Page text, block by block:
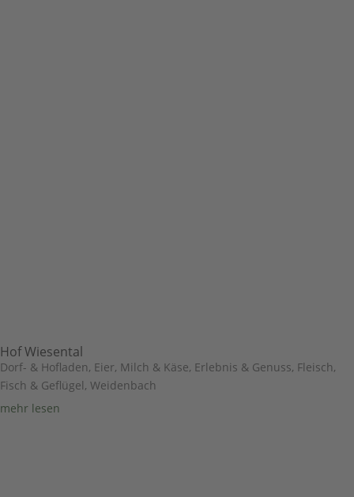
Hof Wiesental
Dorf- & Hofladen, Eier, Milch & Käse, Erlebnis & Genuss, Fleisch,
Fisch & Geflügel, Weidenbach
mehr lesen